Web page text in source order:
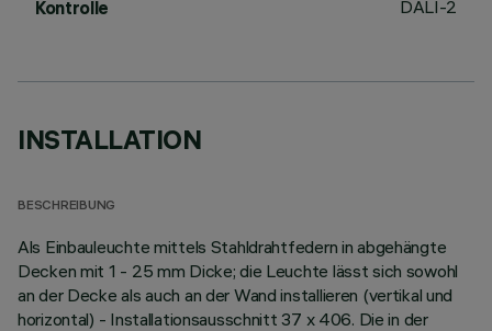
Kontrolle DALI-2
INSTALLATION
BESCHREIBUNG
Als Einbauleuchte mittels Stahldrahtfedern in abgehängte
Decken mit 1 - 25 mm Dicke; die Leuchte lässt sich sowohl
an der Decke als auch an der Wand installieren (vertikal und
horizontal) - Installationsausschnitt 37 x 406. Die in der